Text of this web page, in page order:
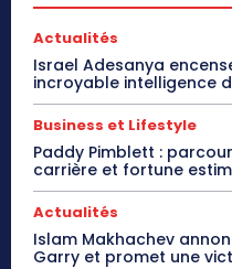
Actualités
Israel Adesanya
incroyable intelligence
Business et Lifestyle
Paddy Pimblett :
carrière et fortune
Actualités
Islam Makhachev
Garry et promet une